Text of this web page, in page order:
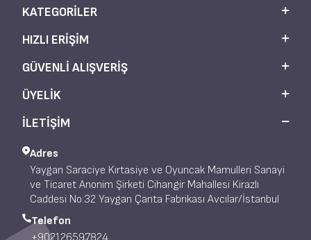
KATEGORILER
HIZLI ERIŞIM
GÜVENLI ALIŞVERIŞ
ÜYELIK
İLETİŞİM
Adres
Yaygan Saraciye Kırtasiye ve Oyuncak Mamulleri Sanayi
ve Ticaret Anonim Şirketi Cihangir Mahallesi Kirazlı
Caddesi No:32 Yaygan Çanta Fabrikası Avcılar/İstanbul
Telefon